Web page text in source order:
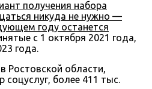
получения набора
никуда не нужно —
году останется
c 1 октября 2021 года,
года.
Ростовской области,
более 411 тыс.